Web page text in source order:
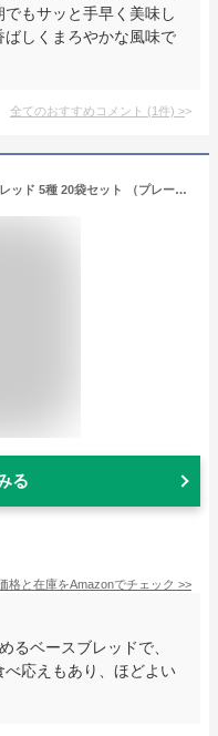
もサッと手早く美味し
ばしくまろやかな風味で
全てのおすすめコメント (1件) >
BASE BREAD 完全栄養食 ベースブレッド 5種 20袋セット （プレーン4袋・チョコ4袋・メープル4袋・シナモン4袋・カレー4袋） 完全食 食物繊維 糖質オフ 高たんぱく質
る
格と在庫をAmazonでチェック >>
るベースブレッドで、
応えもあり、ほどよい